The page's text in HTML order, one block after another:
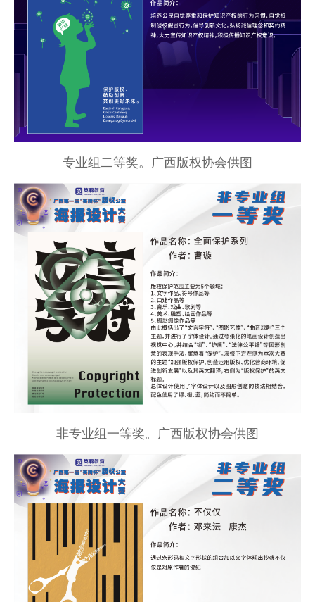
专业组二等奖。广西版权协会供图
非专业组一等奖。广西版权协会供图